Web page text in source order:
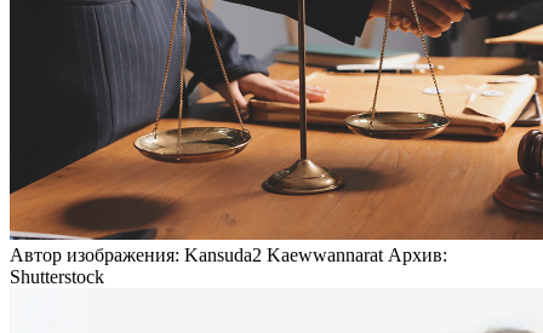
Автор изображения: Kansuda2 Kaewwannarat Архив:
Shutterstock